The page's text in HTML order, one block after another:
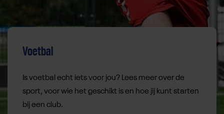
Voetbal
Is voetbal echt iets voor jou? Lees meer over de
sport, voor wie het geschikt is en hoe jij kunt starten
bij een club.